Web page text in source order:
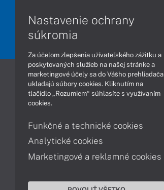
Informácie
Obchodné podmienky
Ochrana osobných údajov
Vrátenie tovaru
Vyhlásenie o prístupnosti
Nastavenie ochrany
súkromia
Za účelom zlepšenia užívateľského zážitku a
poskytovaných služieb na našej stránke a
marketingové účely sa do Vášho prehliadača
ukladajú súbory cookies. Kliknutím na
tlačidlo „Rozumiem“ súhlasíte s využívaním
cookies.
Funkčné a technické cookies
Analytické cookies
Marketingové a reklamné cookies